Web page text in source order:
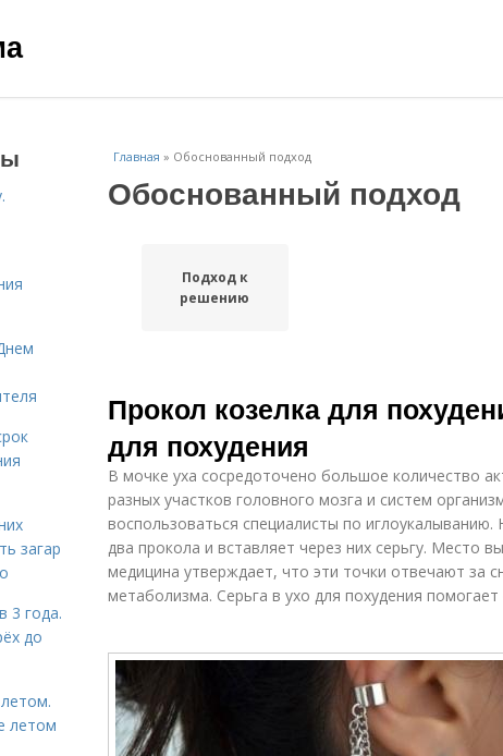
Главная » Обоснованный подход
Обоснованный подход
Подход к
решению
Прокол козелка для
для похудения
В мочке уха сосредоточено большое количество
разных участков головного мозга и систем
воспользоваться специалисты по иглоукалыванию.
два прокола и вставляет через них серьгу. Место
медицина утверждает, что эти точки отвечают за
метаболизма. Серьга в ухо для похудения помогает
загар
3 года.
до
летом